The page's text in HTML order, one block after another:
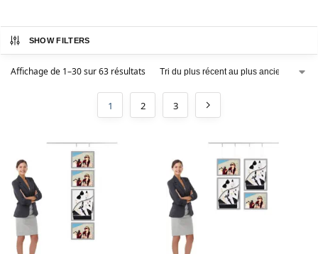
SHOW FILTERS
Affichage de 1–30 sur 63 résultats
1 2 3